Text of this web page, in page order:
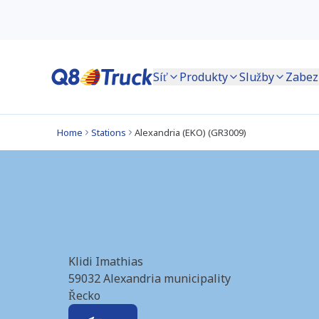
Síť Produkty Služby
Home Stations Alexandria (EKO) (GR3009)
Klidi Imathias
59032Alexandria municipality
Řecko